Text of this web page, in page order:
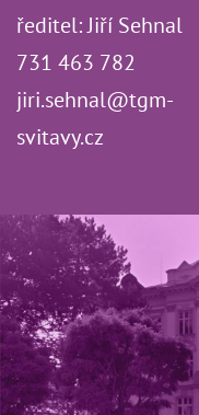
ředitel: Jiří Sehnal
731 463 782
jiri.sehnal@tgm-
svitavy.cz